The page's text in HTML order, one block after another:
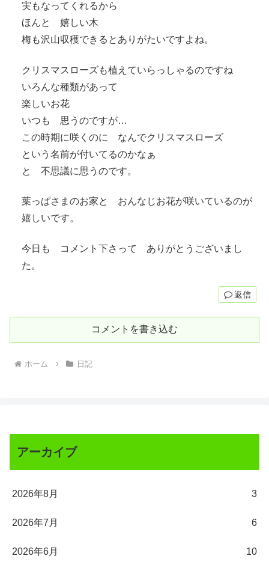
実もなってくれるから
ほんと 嬉しい木
梅も沢山収穫できるとありがたいですよね。
クリスマスローズも植えていらっしゃるのですね
いろんな種類があって
楽しいお花
いつも 思うのですが…
この時期に咲くのに なんでクリスマスローズ
という名前が付いてるのかなぁ
と 不思議に思うのです。
葉っぱさまのお家と おんなじお花が咲いているのが
嬉しいです。
今日も コメント下さって ありがとうございまし
た。
返信
コメントを書き込む
ホーム 日記
アーカイブ
2026年8月 3
2026年7月 6
2026年6月 10